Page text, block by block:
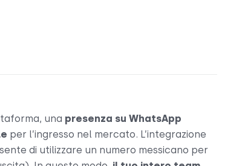
una presenza su WhatsApp
per l’ingresso nel mercato. L’integrazione
di utilizzare un numero messicano per